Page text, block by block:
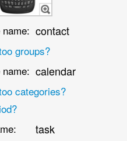
contact
groups?
calendar
categories?
task